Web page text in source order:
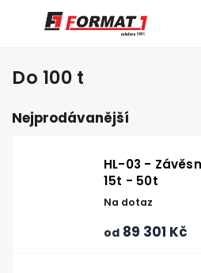
Do 100 t
Nejprodávanější
HL-03 -
15t - 50t
Na dotaz
od 89 301 Kč